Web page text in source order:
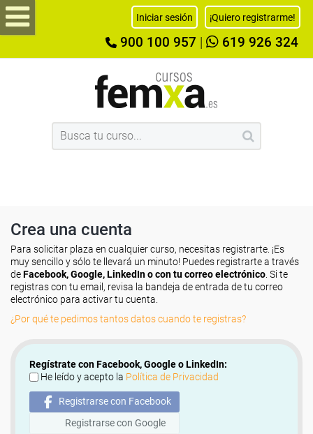
Iniciar sesión ¡Quiero registrarme!
900 100 957 619 926 324
Crea una cuenta
Para solicitar plaza en cualquier curso, necesitas registrarte. ¡Es
muy sencillo y sólo te llevará un minuto! Puedes registrarte a través
deFacebook, Google, LinkedIn o con tu correo electrónico . Si te
registras con tu email, revisa la bandeja de entrada de tu correo
electrónico para activar tu cuenta.
¿Por qué te pedimos tantos datos cuando te registras?
Regístrate con Facebook, Google o LinkedIn:
He leído y acepto la Política de Privacidad
Registrarse con Facebook
Registrarse con Google